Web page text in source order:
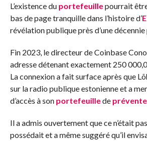
L’existence du portefeuillepourrait
bas de page tranquille dans l’histoire d’
révélation publique près d’une
Fin 2023, le directeur de Coinbase
adresse détenant exactement 250
La connexion a fait surface après que
sur la radio publique estonienne et a
d’accès à son portefeuillede prévente
Il a admis ouvertement que ce n’était
possédait et a même suggéré qu’il